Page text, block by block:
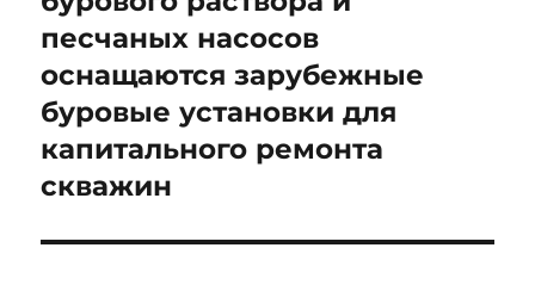
песчаных насосов
оснащаются зарубежные
буровые установки для
капитального ремонта
скважин